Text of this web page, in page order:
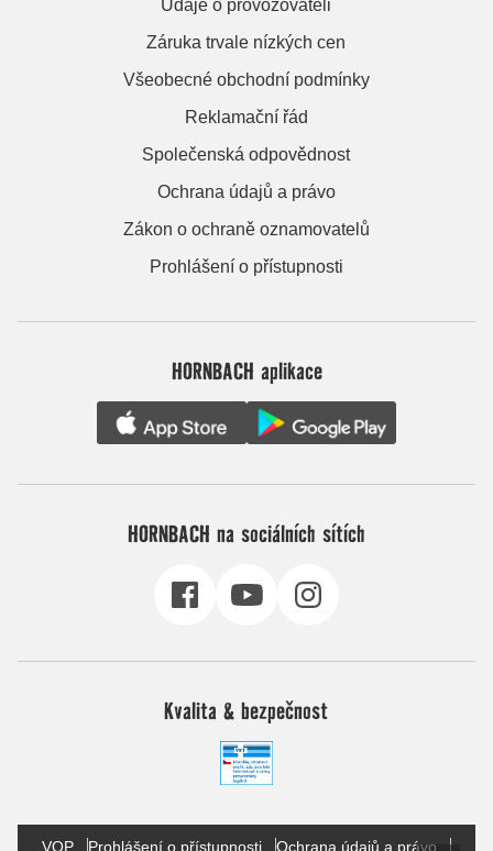
Údaje o provozovateli
Záruka trvale nízkých cen
Všeobecné obchodní podmínky
Reklamační řád
Společenská odpovědnost
Ochrana údajů a právo
Zákon o ochraně oznamovatelů
Prohlášení o přístupnosti
HORNBACH aplikace
HORNBACH na sociálních sítích
Kvalita & bezpečnost
VOP Prohlášení o přístupnosti Ochrana údajů a právo